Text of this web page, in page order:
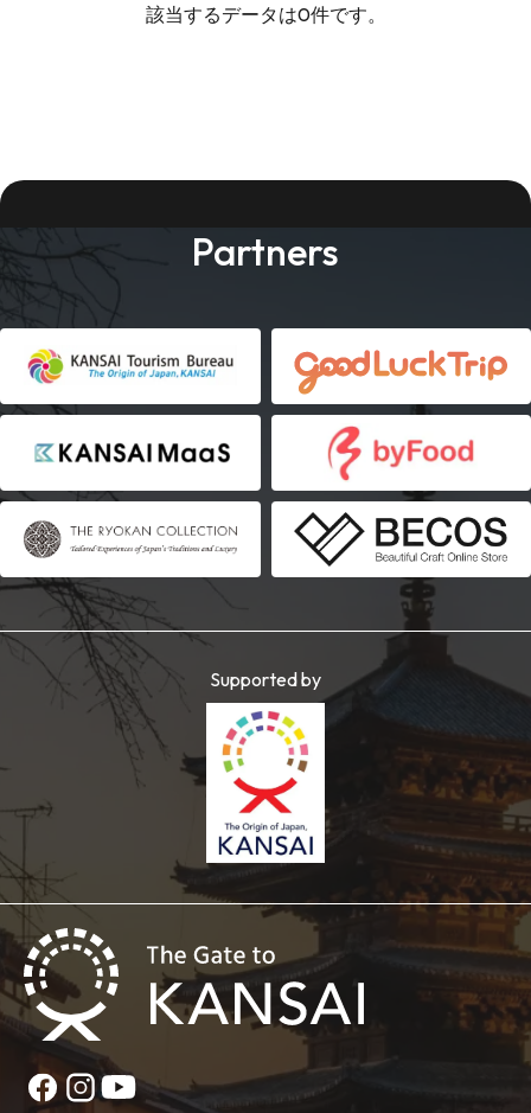
該当するデータは0件です。
Partners
Supported by